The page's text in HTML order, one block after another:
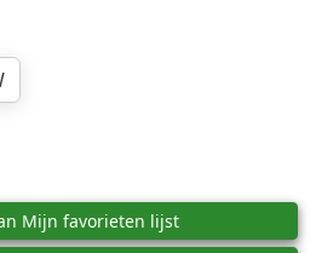
Mijn favorieten lijst